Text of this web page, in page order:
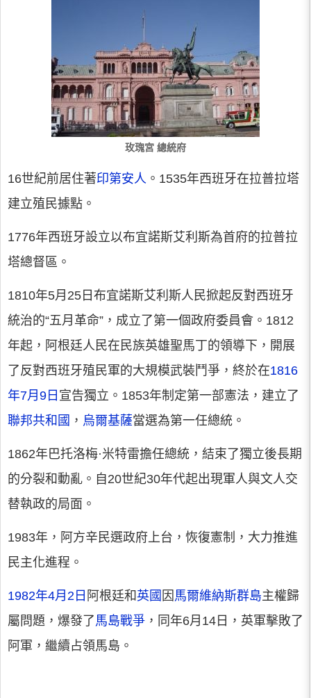
玫瑰宮 總統府
16世紀前居住著印第安人 。1535年西班牙在拉普拉塔
建立殖民據點。
1776年西班牙設立以布宜諾斯艾利斯為首府的拉普拉
塔總督區。
1810年5月25日布宜諾斯艾利斯人民掀起反對西班牙
統治的“五月革命”，成立了第一個政府委員會。1812
年起，阿根廷人民在民族英雄聖馬丁的領導下，開展
了反對西班牙殖民軍的大規模武裝鬥爭，終於在1816
年7月9日 宣告獨立。1853年制定第一部憲法，建立了
聯邦共和國 ， 烏爾基薩當選為第一任總統。
1862年巴托洛梅·米特雷擔任總統，結束了獨立後長期
的分裂和動亂。自20世紀30年代起出現軍人與文人交
替執政的局面。
1983年，阿方辛民選政府上台，恢復憲制，大力推進
民主化進程。
1982年4月2日 阿根廷和英國 因 馬爾維納斯群島主權歸
屬問題，爆發了馬島戰爭 ，同年6月14日，英軍擊敗了
阿軍，繼續占領馬島。